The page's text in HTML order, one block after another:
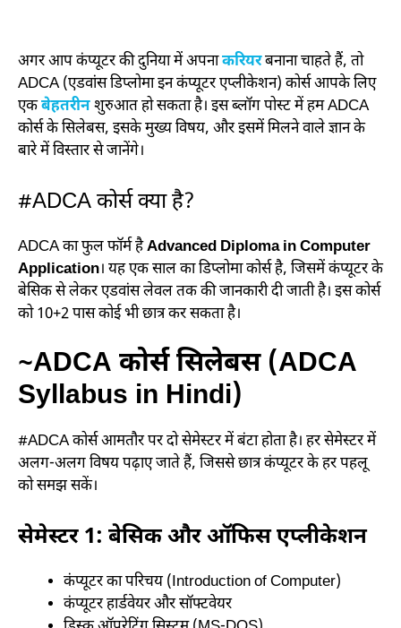
अगर आप कंप्यूटर की दुनिया में अपनाकरियरबनाना चाहते हैं, तो
ADCA (एडवांस डिप्लोमा इन कंप्यूटर एप्लीकेशन) कोर्स आपके लिए
एकबेहतरीनशुरुआत हो सकता है। इस ब्लॉग पोस्ट में हम ADCA
कोर्स के सिलेबस, इसके मुख्य विषय, और इसमें मिलने वाले ज्ञान के
बारे में विस्तार से जानेंगे।
#ADCA कोर्स क्या है?
ADCA का फुल फॉर्म हैAdvanced Diploma in Computer
Application। यह एक साल का डिप्लोमा कोर्स है, जिसमें कंप्यूटर के
बेसिक से लेकर एडवांस लेवल तक की जानकारी दी जाती है। इस कोर्स
को 10+2 पास कोई भी छात्र कर सकता है।
~ADCA कोर्स सिलेबस (ADCA
Syllabus in Hindi)
#ADCA कोर्स आमतौर पर दो सेमेस्टर में बंटा होता है। हर सेमेस्टर में
अलग-अलग विषय पढ़ाए जाते हैं, जिससे छात्र कंप्यूटर के हर पहलू
को समझ सकें।
सेमेस्टर 1: बेसिक और ऑफिस एप्लीकेशन
कंप्यूटर का परिचय (Introduction of Computer)
कंप्यूटर हार्डवेयर और सॉफ्टवेयर